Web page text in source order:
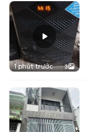
1 phút trước 3